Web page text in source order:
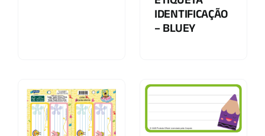
IDENTIFICAÇÃO
– BLUEY